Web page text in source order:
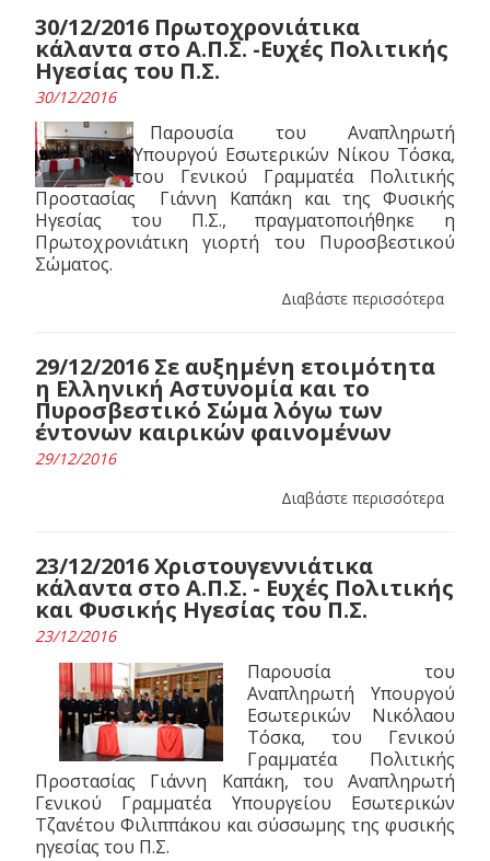
30/12/2016 Πρωτοχρονιάτικα
κάλαντα στο Α.Π.Σ. -Ευχές Πολιτικής
Ηγεσίας του Π.Σ.
30/12/2016
Παρουσία του Αναπληρωτή
Υπουργού Εσωτερικών Νίκου Τόσκα,
του Γενικού Γραμματέα Πολιτικής
Προστασίας Γιάννη Καπάκη και της Φυσικής
Ηγεσίας του Π.Σ., πραγματοποιήθηκε η
Πρωτοχρονιάτικη γιορτή του Πυροσβεστικού
Σώματος.
Διαβάστε περισσότερα
29/12/2016 Σε αυξημένη ετοιμότητα
η Ελληνική Αστυνομία και το
Πυροσβεστικό Σώμα λόγω των
έντονων καιρικών φαινομένων
29/12/2016
Διαβάστε περισσότερα
23/12/2016 Χριστουγεννιάτικα
κάλαντα στο Α.Π.Σ. - Ευχές Πολιτικής
και Φυσικής Ηγεσίας του Π.Σ.
23/12/2016
Παρουσία του
Αναπληρωτή Υπουργoύ
Εσωτερικών Νικόλαου
Τόσκα, του Γενικού
Γραμματέα Πολιτικής
Προστασίας Γιάννη Καπάκη, του Αναπληρωτή
Γενικού Γραμματέα Υπουργείου Εσωτερικών
Τζανέτου Φιλιππάκου και σύσσωμης της φυσικής
ηγεσίας του Π.Σ.